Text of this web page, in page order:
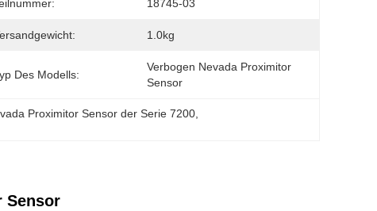
18745-03
1.0kg
Des Modells:
Verbogen Nevada Proximitor
Sensor
Proximitor Sensor der Serie 7200
Sensor